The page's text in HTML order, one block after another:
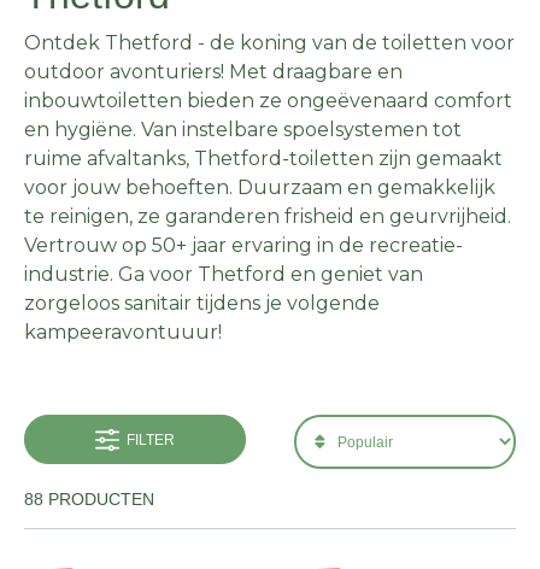
Ontdek Thetford - de koning van de toiletten voor
outdoor avonturiers! Met draagbare en
inbouwtoiletten bieden ze ongeëvenaard comfort
en hygiëne. Van instelbare spoelsystemen tot
ruime afvaltanks, Thetford-toiletten zijn gemaakt
voor jouw behoeften. Duurzaam en gemakkelijk
te reinigen, ze garanderen frisheid en geurvrijheid.
Vertrouw op 50+ jaar ervaring in de recreatie-
industrie. Ga voor Thetford en geniet van
zorgeloos sanitair tijdens je volgende
kampeeravontuuur!
FILTER
88 PRODUCTEN